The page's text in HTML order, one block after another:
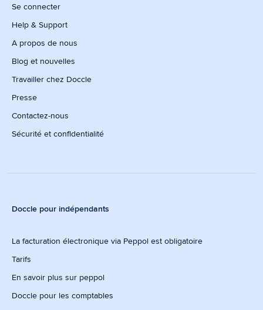
Se connecter
Help & Support
A propos de nous
Blog et nouvelles
Travailler chez Doccle
Presse
Contactez-nous
Sécurité et confidentialité
Doccle pour indépendants
La facturation électronique via Peppol est obligatoire
Tarifs
En savoir plus sur peppol
Doccle pour les comptables